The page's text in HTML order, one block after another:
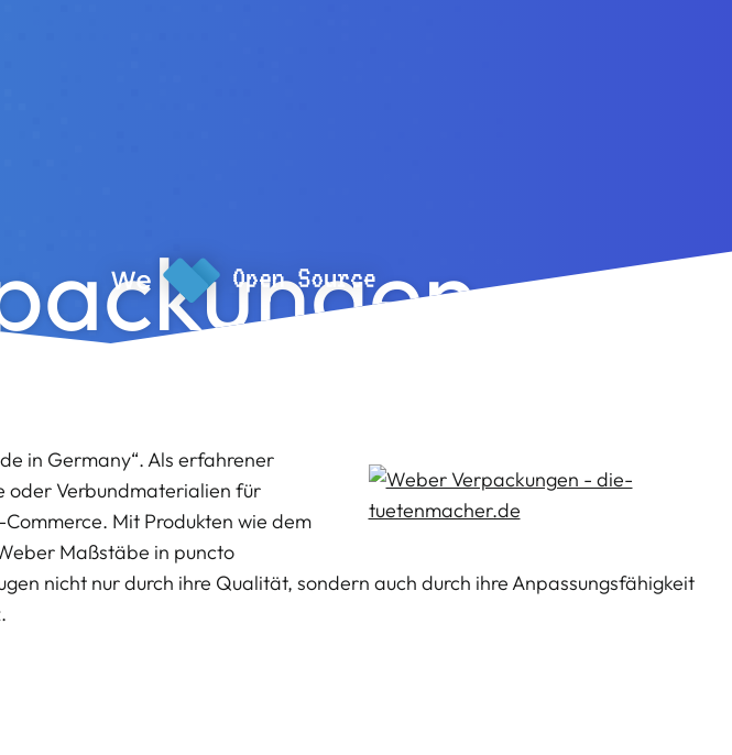
in Germany“. Als erfahrener
oder Verbundmaterialien für
Mit Produkten wie dem
Maßstäbe in puncto
nicht nur durch ihre Qualität, sondern auch durch ihre Anpassungsfähigkeit